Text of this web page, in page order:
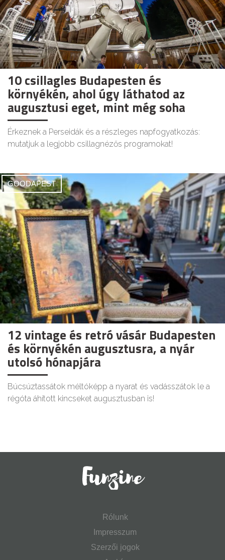
10 csillagles Budapesten és
környékén, ahol úgy láthatod az
augusztusi eget, mint még soha
Érkeznek a Perseidák és a részleges napfogyatkozás:
mutatjuk a legjobb csillagnézős programokat!
GOODAPEST
12 vintage és retró vásár Budapesten
és környékén augusztusra, a nyár
utolsó hónapjára
Búcsúztassátok méltóképp a nyarat és vadásszátok le a
régóta áhított kincseket augusztusban is!
Rólunk
Impresszum
Szerzői jogok